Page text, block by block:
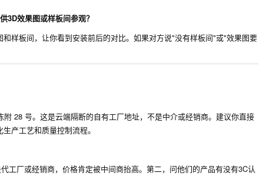
3D效果图或样板间参观？
样板间，让你看到安装前后的对比。如果对方说"没有样板间"或"效果图要
28 号。这是云端隔断的自有工厂地址，不是中介或经销商。建议你直接
产工艺和质量控制流程。
厂或经销商，价格肯定被中间商抬高。第二，问他们的产品有没有3C认